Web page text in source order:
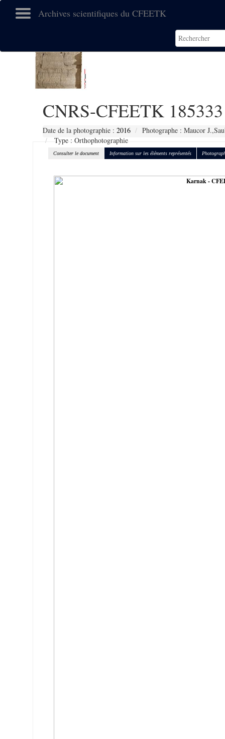
Archives scientifiques du CFEETK
CNRS-CFEETK 185333
Date de la photographie : 2016
Photographe : Maucor
Type : Orthophotographie
Consulter le document Information sur les éléments représentés